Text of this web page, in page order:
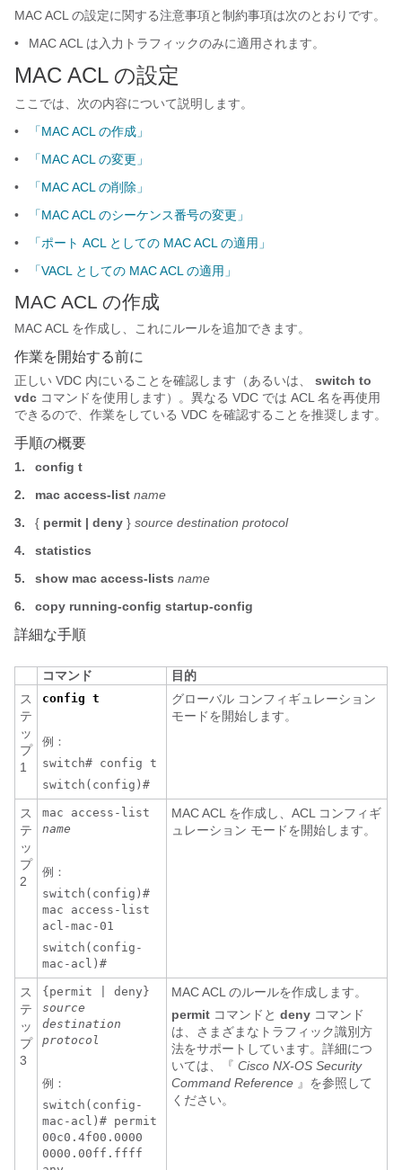
MAC ACL の設定に関する注意事項と制約事項は次のとおりです。
•
MAC ACL は入力トラフィックのみに適用されます。
MAC ACL の設定
ここでは、次の内容について説明します。
•
「MAC ACL の作成」
•
「MAC ACL の変更」
•
「MAC ACL の削除」
•
「MAC ACL のシーケンス番号の変更」
•
「ポート ACL としての MAC ACL の適用」
•
「VACL としての MAC ACL の適用」
MAC ACL の作成
MAC ACL を作成し、これにルールを追加できます。
作業を開始する前に
正しい VDC 内にいることを確認します（あるいは、
switch to
vdc コマンドを使用します）。異なる VDC では ACL 名を再使用
できるので、作業をしている VDC を確認することを推奨します。
手順の概要
1.
config t
2.
mac access-list name
3.
{ permit | deny } source destination protocol
4.
statistics
5.
show mac access-lists name
6.
copy running-config startup-config
詳細な手順
コマンド
目的
ス
テ
ッ
プ
1
config t
例：
switch# config t
switch(config)#
グローバル コンフィギュレーション
モードを開始します。
ス
テ
ッ
プ
2
mac access-list
name
例：
switch(config)#
mac access-list
acl-mac-01
switch(config-
mac-acl)#
MAC ACL を作成し、ACL コンフィギ
ュレーション モードを開始します。
ス
テ
ッ
プ
3
{permit | deny}
source
destination
protocol
例：
switch(config-
mac-acl)# permit
00c0.4f00.0000
0000.00ff.ffff
MAC ACL のルールを作成します。
permit コマンドと deny コマンド
は、さまざまなトラフィック識別方
法をサポートしています。詳細につ
いては、『 Cisco NX-OS Security
Command Reference 』を参照して
ください。